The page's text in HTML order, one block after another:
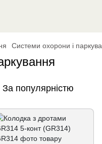
Системи охорони і
За популярністю